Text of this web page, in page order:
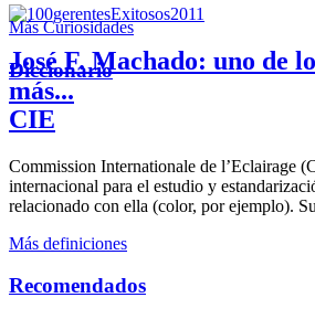
José F. Machado: uno de
más...
Más Curiosidades
Diccionario
CIE
Commission Internationale de l’Eclairage
internacional para el estudio y
relacionado con ella (color, por ejemplo). Su
Más definiciones
Recomendados